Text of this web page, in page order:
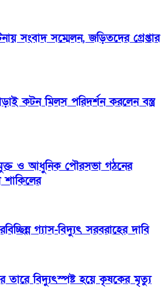
সংবাদ সম্মেলন, জড়িতদের গ্রেপ্তার
কটন মিলস পরিদর্শন করলেন বস্ত্র
ও আধুনিক পৌরসভা গঠনের
শাকিলের
গ্যাস-বিদ্যুৎ সরবরাহের দাবি
তারে বিদ্যুৎস্পষ্ট হয়ে কৃষকের মৃত্যু